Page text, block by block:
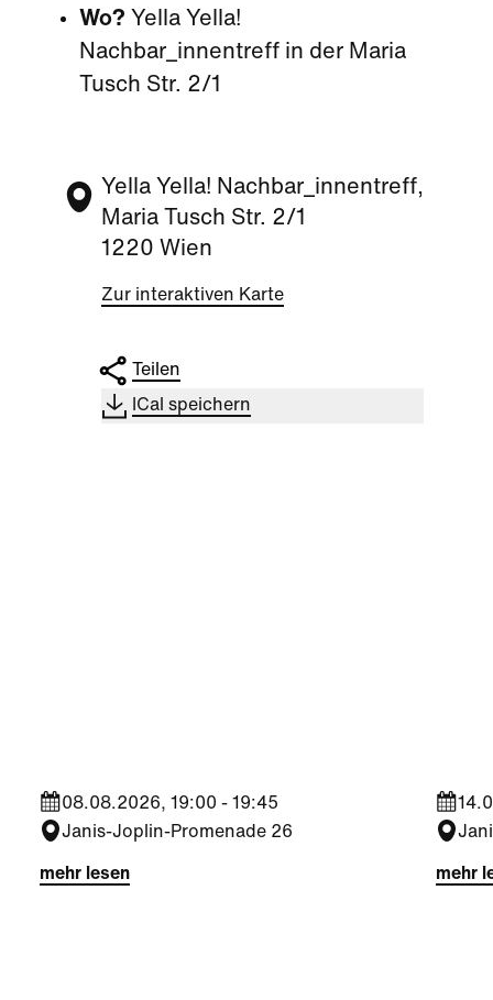
Yella Yella! Nachbar_innentreff,
Maria Tusch Str. 2/1
1220 Wien
Zur interaktiven Karte
Teilen
ICal speichern
Wo? Yella Yella!
Nachbar_innentreff in der Maria
Tusch Str. 2/1
08.08.2026, 19:00 - 19:45
Janis-Joplin-Promenade 26
mehr lesen mehr